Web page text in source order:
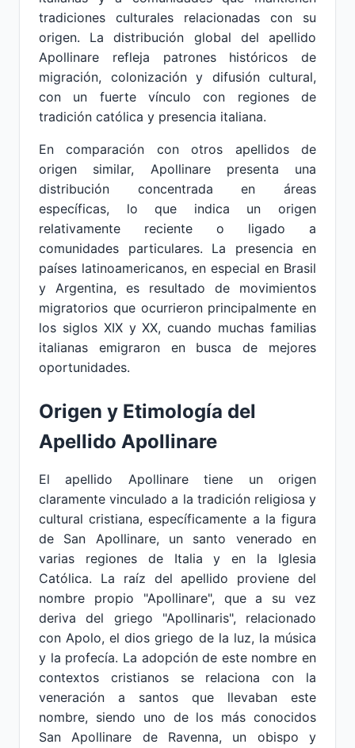
tradiciones culturales relacionadas con su
origen. La distribución global del apellido
Apollinare refleja patrones históricos de
migración, colonización y difusión cultural,
con un fuerte vínculo con regiones de
tradición católica y presencia italiana.
En comparación con otros apellidos de
origen similar, Apollinare presenta una
distribución concentrada en áreas
específicas, lo que indica un origen
relativamente reciente o ligado a
comunidades particulares. La presencia en
países latinoamericanos, en especial en Brasil
y Argentina, es resultado de movimientos
migratorios que ocurrieron principalmente en
los siglos XIX y XX, cuando muchas familias
italianas emigraron en busca de mejores
oportunidades.
Origen y Etimología del
Apellido Apollinare
El apellido Apollinare tiene un origen
claramente vinculado a la tradición religiosa y
cultural cristiana, específicamente a la figura
de San Apollinare, un santo venerado en
varias regiones de Italia y en la Iglesia
Católica. La raíz del apellido proviene del
nombre propio "Apollinare", que a su vez
deriva del griego "Apollinaris", relacionado
con Apolo, el dios griego de la luz, la música
y la profecía. La adopción de este nombre en
contextos cristianos se relaciona con la
veneración a santos que llevaban este
nombre, siendo uno de los más conocidos
San Apollinare de Ravenna, un obispo y